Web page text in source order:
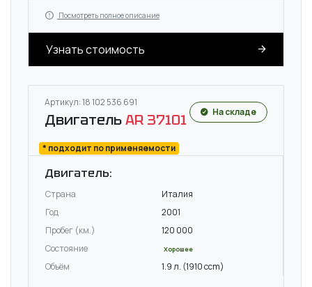
Посмотреть полное описание
Узнать стоимость
Артикул: 18 102 536 691
ДвигательAR 37101
* подходит по применяемости
На складе
Двигатель:
Страна
Италия
Год
2001
Пробег (км.)
120 000
Состояние
Хорошее
Объём 1.9 л. (1910 ccm)